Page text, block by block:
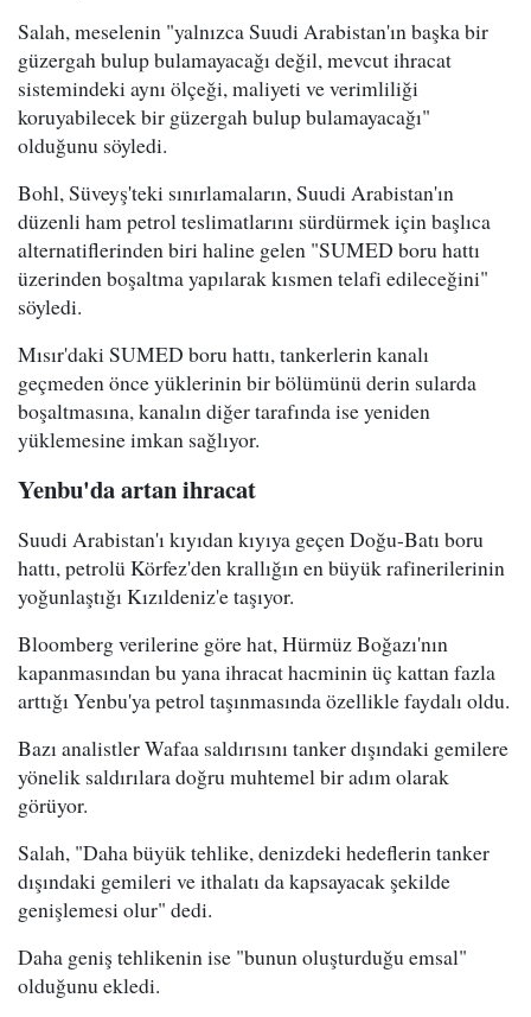
Salah, meselenin "yalnızca Suudi Arabistan'ın başka bir
güzergah bulup bulamayacağı değil, mevcut ihracat
sistemindeki aynı ölçeği, maliyeti ve verimliliği
koruyabilecek bir güzergah bulup bulamayacağı"
olduğunu söyledi.
Bohl, Süveyş'teki sınırlamaların, Suudi Arabistan'ın
düzenli ham petrol teslimatlarını sürdürmek için başlıca
alternatiflerinden biri haline gelen "SUMED boru hattı
üzerinden boşaltma yapılarak kısmen telafi edileceğini"
söyledi.
Mısır'daki SUMED boru hattı, tankerlerin kanalı
geçmeden önce yüklerinin bir bölümünü derin sularda
boşaltmasına, kanalın diğer tarafında ise yeniden
yüklemesine imkan sağlıyor.
Yenbu'da artan ihracat
Suudi Arabistan'ı kıyıdan kıyıya geçen Doğu-Batı boru
hattı, petrolü Körfez'den krallığın en büyük rafinerilerinin
yoğunlaştığı Kızıldeniz'e taşıyor.
Bloomberg verilerine göre hat, Hürmüz Boğazı'nın
kapanmasından bu yana ihracat hacminin üç kattan fazla
arttığı Yenbu'ya petrol taşınmasında özellikle faydalı oldu.
Bazı analistler Wafaa saldırısını tanker dışındaki gemilere
yönelik saldırılara doğru muhtemel bir adım olarak
görüyor.
Salah, "Daha büyük tehlike, denizdeki hedeflerin tanker
dışındaki gemileri ve ithalatı da kapsayacak şekilde
genişlemesi olur" dedi.
Daha geniş tehlikenin ise "bunun oluşturduğu emsal"
olduğunu ekledi.